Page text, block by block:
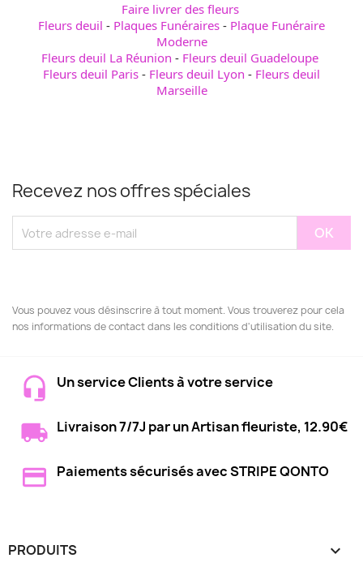
Faire livrer des fleurs
Fleurs deuil - Plaques Funéraires - Plaque Funéraire
Moderne
Fleurs deuil La Réunion - Fleurs deuil Guadeloupe
Fleurs deuil Paris - Fleurs deuil Lyon - Fleurs deuil
Marseille
Recevez nos offres spéciales
Vous pouvez vous désinscrire à tout moment. Vous trouverez pour cela
nos informations de contact dans les conditions d'utilisation du site.
Un service Clients à votre service
Livraison 7/7J par un Artisan fleuriste, 12.90€
Paiements sécurisés avec STRIPE QONTO
PRODUITS 